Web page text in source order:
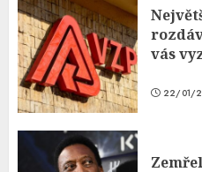
vás
22/01/